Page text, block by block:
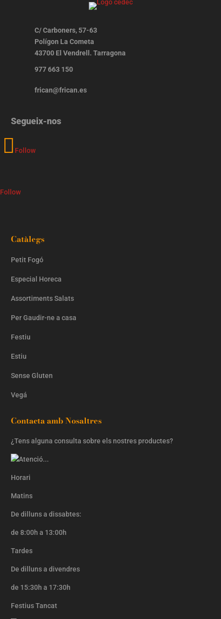
C/ Carboners, 57-63
Polígon La Cometa
43700 El Vendrell. Tarragona
977 663 150
frican@frican.es
Segueix-nos
Follow
Follow
Catàlegs
Petit Fogó
Especial Horeca
Assortiments Salats
Per Gaudir-ne a casa
Festiu
Estiu
Sense Gluten
Vegá
Contacta amb Nosaltres
¿Tens alguna consulta sobre els nostres productes?
Horari
Matins
De dilluns a dissabtes:
de 8:00h a 13:00h
Tardes
De dilluns a divendres
de 15:30h a 17:30h
Festius Tancat